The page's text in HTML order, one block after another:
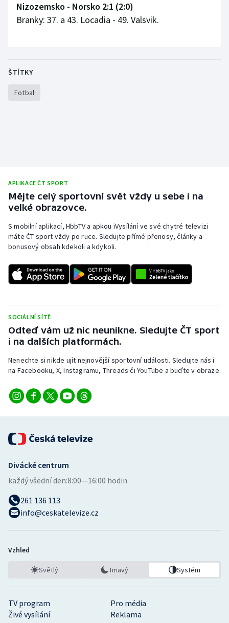
Vodní slalom
Nizozemsko - Norsko 2:1 (2:0)
Branky: 37. a 43. Locadia - 49. Valsvik.
ŠTÍTKY
Fotbal
APLIKACE ČT SPORT
Mějte celý sportovní svět vždy u sebe i na
velké obrazovce.
S mobilní aplikací, HbbTV a apkou iVysílání ve své chytré televizi
máte ČT sport vždy po ruce. Sledujte přímé přenosy, články a
bonusový obsah kdekoli a kdykoli.
SOCIÁLNÍ SÍTĚ
Odteď vám už nic neunikne. Sledujte ČT sport
i na dalších platformách.
Nenechte si nikde ujít nejnovější sportovní události. Sledujte nás i
na Facebooku, X, Instagramu, Threads či YouTube a buďte v obraze.
TV program
Pro média
Živé vysílání
Reklama
Divácké centrum
každý všední den:8:00—16:00 hodin
261 136 113
info@ceskatelevize.cz
Vzhled
Světlý Tmavý Systém